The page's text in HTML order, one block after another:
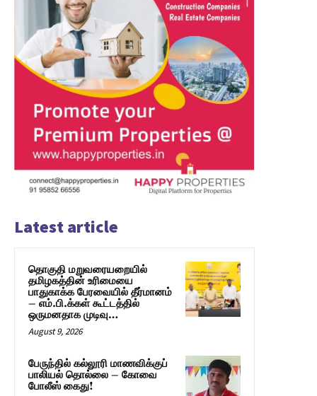
Latest article
தொகுதி மறுவரையறையில்
தமிழகத்தின் உரிமையை
பாதுகாக்க பேரவையில் தீர்மானம்
– எம்.பி.க்கள் கூட்டத்தில்
ஒருமனதாக முடிவு…
August 9, 2026
பேருந்தில் கல்லூரி மாணவிக்குப்
பாலியல் தொல்லை – கோவை
போலீஸ் கைது!